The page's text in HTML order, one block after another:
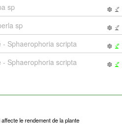
sp
sp
- Sphaerophoria scripta
- Sphaerophoria scripta
le rendement de la plante